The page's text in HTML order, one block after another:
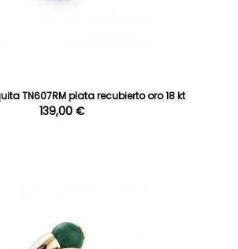
TN607RM plata recubierto oro 18 kt
139,00 €